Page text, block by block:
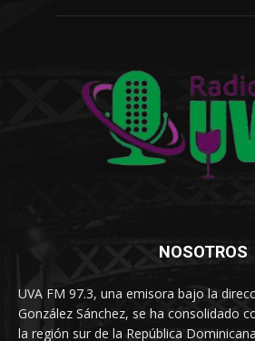
NOSOTROS
UVA FM 97.3, una emisora bajo la
González Sánchez, se ha consolidado
la región sur de la República